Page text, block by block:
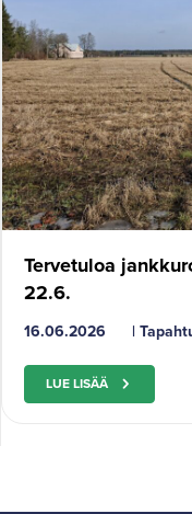
Tervetuloa
22.6.
16.06.2026 |
LUE LISÄÄ